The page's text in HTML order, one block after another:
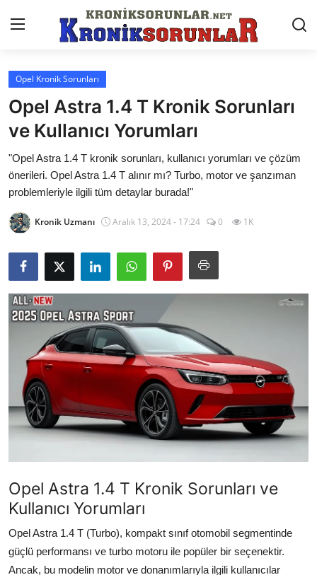
Anasayfa
Markalar
İletişim
Trafik & Cezalar
Sigorta & Kasko
Muayene & Ruhsat
Sorgulamalar
İkinci El & Alım-Satım
Bakım & Arıza Çözümleri
Elektrikli & Hibrit
Kiralama & Filo
Sürüş & Güvenlik
Lastik & Jant
Yağlar & Sıvılar
LPG & Yakıt
Opel Kronik Sorunları
Opel Astra 1.4 T Kronik Sorunları
ve Kullanıcı Yorumları
"Opel Astra 1.4 T kronik sorunları, kullanıcı yorumları ve çözüm
önerileri. Opel Astra 1.4 T alınır mı? Turbo, motor ve şanzıman
problemleriyle ilgili tüm detaylar burada!"
Kronik Uzmanı Aralık 13, 2024 - 17:24 0 1K
Opel Astra 1.4 T Kronik Sorunları ve
Kullanıcı Yorumları
Opel Astra 1.4 T (Turbo), kompakt sınıf otomobil segmentinde
güçlü performansı ve turbo motoru ile popüler bir seçenektir.
Ancak, bu modelin motor ve donanımlarıyla ilgili kullanıcılar